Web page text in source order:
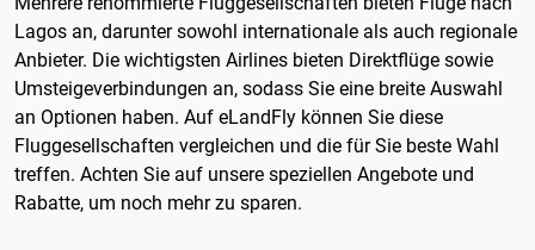
Lagos an, darunter sowohl internationale als auch regionale
Anbieter. Die wichtigsten Airlines bieten Direktflüge sowie
Umsteigeverbindungen an, sodass Sie eine breite Auswahl
an Optionen haben. Auf eLandFly können Sie diese
Fluggesellschaften vergleichen und die für Sie beste Wahl
treffen. Achten Sie auf unsere speziellen Angebote und
Rabatte, um noch mehr zu sparen.